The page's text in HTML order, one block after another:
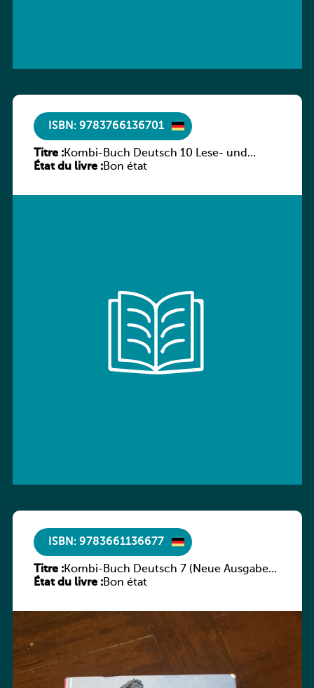
ISBN: 9783766136701
Titre :Kombi-Buch Deutsch 10 Lese- und
Sprachbuch
État du livre :Bon état
ISBN: 9783661136677
Titre :Kombi-Buch Deutsch 7 (Neue Ausgabe
Luxemburg)
État du livre :Bon état